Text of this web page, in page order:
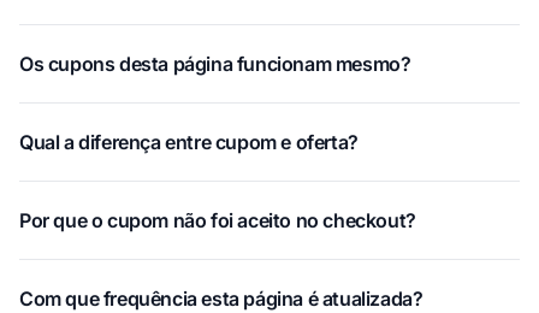
Os cupons desta página funcionam mesmo?
Qual a diferença entre cupom e oferta?
Por que o cupom não foi aceito no checkout?
Com que frequência esta página é atualizada?